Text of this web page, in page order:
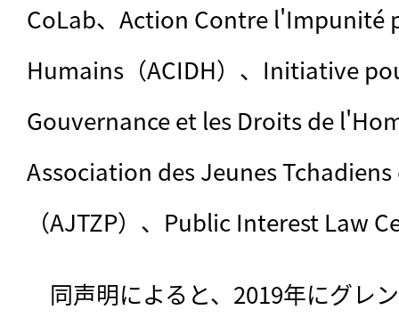
CoLab、Action Contre l'Impunité
Humains（ACIDH）、Initiative
Gouvernance et les Droits de
Association des Jeunes
（AJTZP）、Public Interest Law
同声明によると、2019年にグレ